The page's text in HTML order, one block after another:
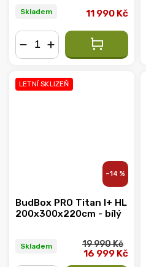
Skladem 11 990 Kč
LETNÍ SKLIZEŇ
–14 %
BudBox PRO Titan I+ HL
200x300x220cm - bílý
Skladem 19 990 Kč
16 999 Kč